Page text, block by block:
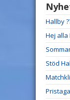
Hallby
Hej alla
Stöd